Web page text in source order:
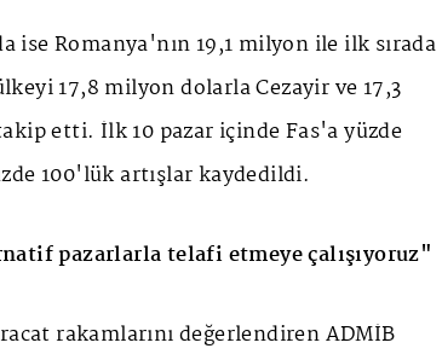
ise Romanya'nın 19,1 milyon ile ilk sırada
17,8 milyon dolarla Cezayir ve 17,3
etti. İlk 10 pazar içinde Fas'a yüzde
100'lük artışlar kaydedildi.
pazarlarla telafi etmeye çalışıyoruz"
rakamlarını değerlendiren ADMİB